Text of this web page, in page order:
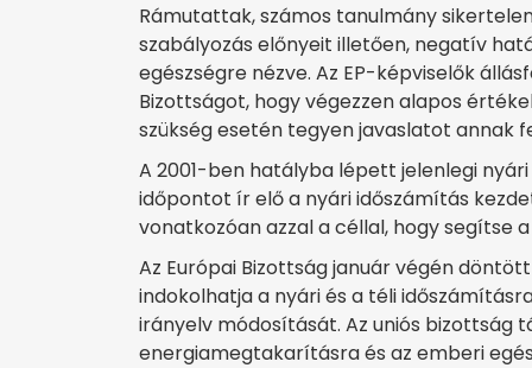
Rámutattak, számos tanulmány
szabályozás előnyeit illetően, negatív
egészségre nézve. Az EP-képviselők
Bizottságot, hogy végezzen alapos
szükség esetén tegyen javaslatot annak
A 2001-ben hatályba lépett jelenlegi
időpontot ír elő a nyári időszámítás
vonatkozóan azzal a céllal, hogy segítse
Az Európai Bizottság január végén
indokolhatja a nyári és a téli
irányelv módosítását. Az uniós bizottság
energiamegtakarításra és az emberi